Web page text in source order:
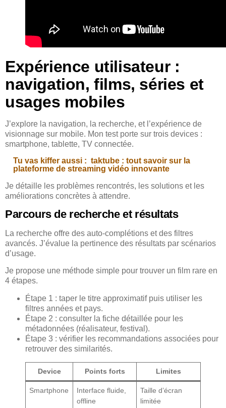
Expérience utilisateur :
navigation, films, séries et
usages mobiles
J’explore la navigation, la recherche, et l’expérience de
visionnage sur mobile. Mon test porte sur trois devices :
smartphone, tablette, TV connectée.
Tu vas kiffer aussi : taktube : tout savoir sur la
plateforme de streaming vidéo innovante
Je détaille les problèmes rencontrés, les solutions et les
améliorations concrètes à attendre.
Parcours de recherche et résultats
La recherche offre des auto-complétions et des filtres
avancés. J’évalue la pertinence des résultats par scénarios
d’usage.
Je propose une méthode simple pour trouver un film rare en
4 étapes.
Étape 1 : taper le titre approximatif puis utiliser les
filtres années et pays.
Étape 2 : consulter la fiche détaillée pour les
métadonnées (réalisateur, festival).
Étape 3 : vérifier les recommandations associées pour
retrouver des similarités.
Device Points forts Limites
Smartphone
Interface fluide,
offline
Taille d’écran
limitée